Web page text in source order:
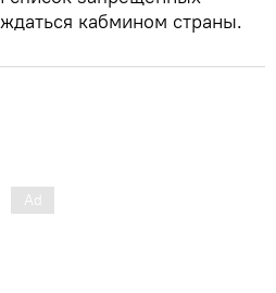
кабмином страны.